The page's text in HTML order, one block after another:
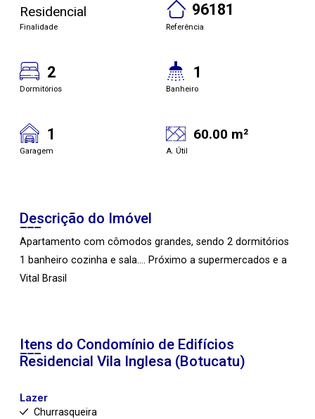
Residencial
Finalidade
96181
Referência
2
Dormitórios
1
Banheiro
1
Garagem
60.00 m²
A. Útil
Descrição do Imóvel
Apartamento com cômodos grandes, sendo 2 dormitórios
1 banheiro cozinha e sala.... Próximo a supermercados e a
Vital Brasil
Itens do Condomínio de Edifícios
Residencial Vila Inglesa (Botucatu)
Lazer
Churrasqueira